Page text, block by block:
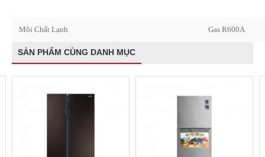
Môi Chất Lạnh Gas R600A
SẢN PHẨM CÙNG DANH MỤC